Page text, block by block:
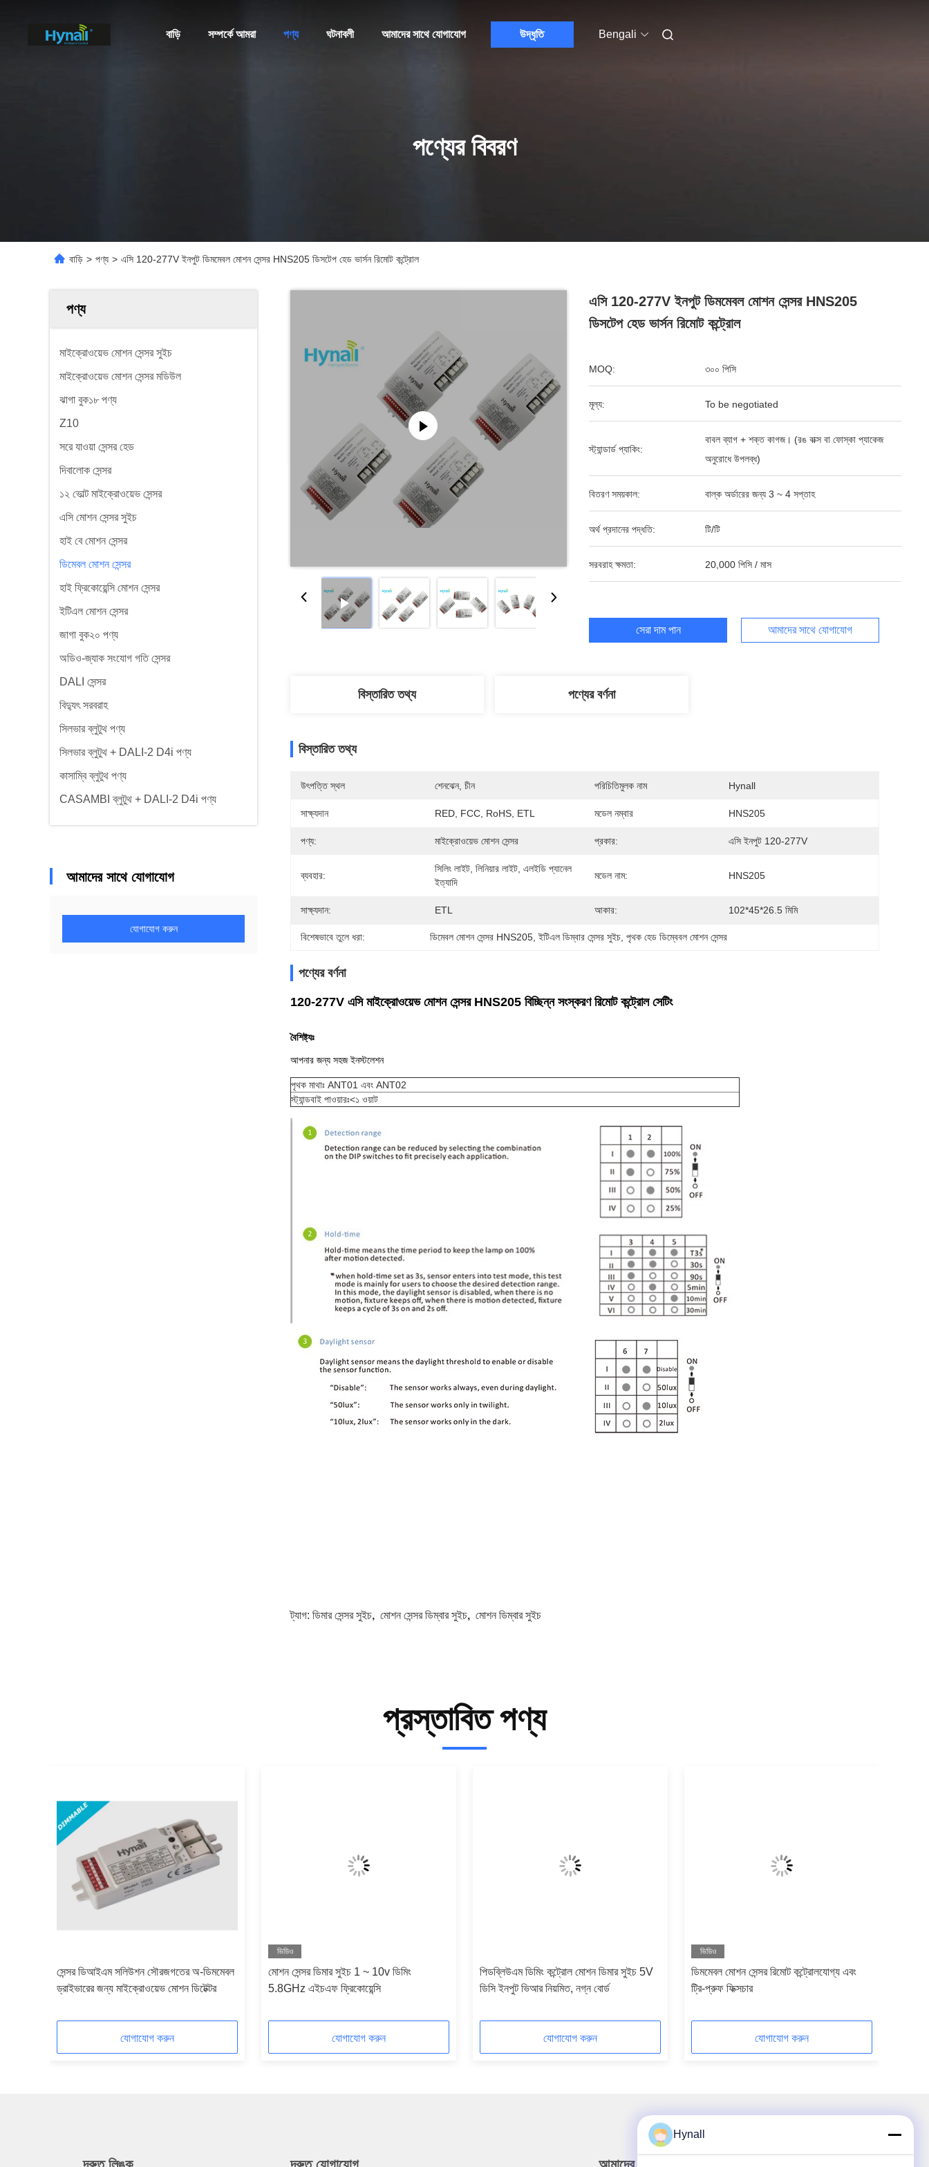
বাড়ি সম্পর্কে আমরা পণ্য ঘটনাবলী আমাদের সাথে যোগাযোগ উদ্ধৃতি Bengali
পণ্যের বিবরণ
বাড়ি > পণ্য > এসি 120-277V ইনপুট ডিমমেবল মোশন সেন্সর HNS205 ডিসটেপ হেড ভার্সন রিমোট কন্ট্রোল
পণ্য
মাইক্রোওয়েভ মোশন সেন্সর সুইচ
মাইক্রোওয়েভ মোশন সেন্সর মডিউল
ঝাগা বুক১৮ পণ্য
Z10
সরে যাওয়া সেন্সর হেড
দিবালোক সেন্সর
১২ ভোল্ট মাইক্রোওয়েভ সেন্সর
এসি মোশন সেন্সর সুইচ
হাই বে মোশন সেন্সর
ডিমেবল মোশন সেন্সর
হাই ফ্রিকোয়েন্সি মোশন সেন্সর
ইটিএল মোশন সেন্সর
জাগা বুক২০ পণ্য
অডিও-জ্যাক সংযোগ গতি সেন্সর
DALI সেন্সর
বিদ্যুৎ সরবরাহ
সিলভার ব্লুটুথ পণ্য
সিলভার ব্লুটুথ + DALI-2 D4i পণ্য
কাসাম্বি ব্লুটুথ পণ্য
CASAMBI ব্লুটুথ + DALI-2 D4i পণ্য
আমাদের সাথে যোগাযোগ
যোগাযোগ করুন
এসি 120-277V ইনপুট ডিমমেবল মোশন সেন্সর HNS205
ডিসটেপ হেড ভার্সন রিমোট কন্ট্রোল
MOQ: ৩০০ পিসি
মূল্য: To be negotiated
স্ট্যান্ডার্ড প্যাকিং:
বাবল ব্যাগ + শক্ত কাগজ। (রঙ বাক্স বা ফোস্কা প্যাকেজ
অনুরোধে উপলব্ধ)
বিতরণ সময়কাল: বাল্ক অর্ডারের জন্য 3 ~ 4 সপ্তাহ
অর্থ প্রদানের পদ্ধতি: টি/টি
সরবরাহ ক্ষমতা: 20,000 পিসি / মাস
সেরা দাম পান আমাদের সাথে যোগাযোগ
বিস্তারিত তথ্য পণ্যের বর্ণনা
বিস্তারিত তথ্য
উৎপত্তি স্থল শেনঝেন, চীন পরিচিতিমুলক নাম Hynall
সাক্ষ্যদান RED, FCC, RoHS, ETL মডেল নম্বার HNS205
পণ্য: মাইক্রোওয়েভ মোশন সেন্সর প্রকার: এসি ইনপুট 120-277V
ব্যবহার:
সিলিং লাইট, লিনিয়ার লাইট, এলইডি প্যানেল
ইত্যাদি
মডেল নাম: HNS205
সাক্ষ্যদান: ETL আকার: 102*45*26.5 মিমি
বিশেষভাবে তুলে ধরা: ডিমেবল মোশন সেন্সর HNS205 , ইটিএল ডিম্বার সেন্সর সুইচ , পৃথক হেড ডিম্বেবল মোশন সেন্সর
পণ্যের বর্ণনা
120-277V এসি মাইক্রোওয়েভ মোশন সেন্সর HNS205 বিচ্ছিন্ন সংস্করণ রিমোট কন্ট্রোল সেটিং
বৈশিষ্ট্যঃ
আপনার জন্য সহজ ইনস্টলেশন
পৃথক মাথাঃ ANT01 এবং ANT02
স্ট্যান্ডবাই পাওয়ারঃ<১ ওয়াট
ট্যাগ: ডিমার সেন্সর সুইচ, মোশন সেন্সর ডিম্বার সুইচ, মোশন ডিম্বার সুইচ
প্রস্তাবিত পণ্য
সেন্সর ডিআইএম সলিউশন সৌরজগতের অ-ডিমমেবল
ড্রাইভারের জন্য মাইক্রোওয়েভ মোশন ডিটেক্টর
যোগাযোগ করুন
ভিডিও
মোশন সেন্সর ডিমার সুইচ 1 ~ 10v ডিমিং
5.8GHz এইচএফ ফ্রিকোয়েন্সি
যোগাযোগ করুন
পিডব্লিউএম ডিমিং কন্ট্রোল মোশন ডিমার সুইচ 5V
ডিসি ইনপুট ভিআর নিয়মিত, নগ্ন বোর্ড
যোগাযোগ করুন
ভিডিও
ডিমমেবল মোশন সেন্সর রিমোট কন্ট্রোলযোগ্য এবং
ট্রি-প্রুফ ফিক্সচার
যোগাযোগ করুন
Hynall